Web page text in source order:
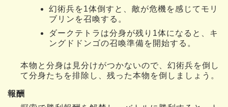
幻術兵を1体倒すと、敵が危機を感じてモリ
ブリンを召喚する。
ダークテトラは分身が残り1体になると、キ
ングドドンゴの召喚準備を開始する。
本物と分身は見分けがつかないので、幻術兵を倒し
て分身たちを排除し、残った本物を倒しましょう。
報酬